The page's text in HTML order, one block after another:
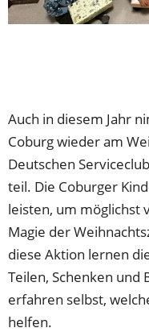
Auch in diesem Jahr
Coburg wieder am
Deutschen
teil. Die Coburger
leisten, um möglichst
Magie der
diese Aktion lernen
Teilen, Schenken und
erfahren selbst,
helfen.